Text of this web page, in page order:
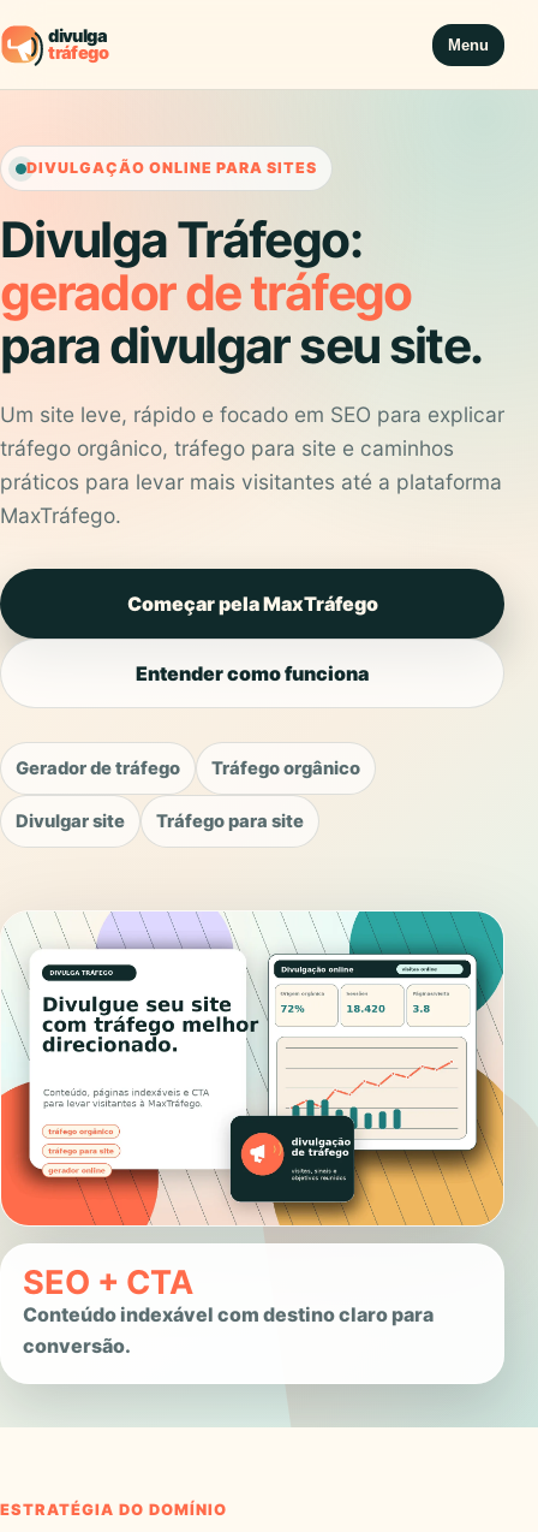
Menu
DIVULGAÇÃO ONLINE PARA SITES
Divulga Tráfego:
gerador de tráfego
para divulgar seu site.
Um site leve, rápido e focado em SEO para explicar
tráfego orgânico, tráfego para site e caminhos
práticos para levar mais visitantes até a plataforma
MaxTráfego.
Começar pela MaxTráfego
Entender como funciona
Gerador de tráfego Tráfego orgânico
Divulgar site Tráfego para site
SEO + CTA
Conteúdo indexável com destino claro para
conversão.
ESTRATÉGIA DO DOMÍNIO